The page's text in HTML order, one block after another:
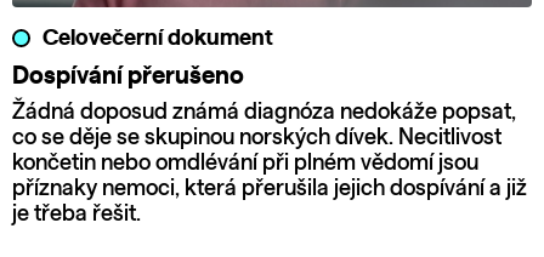
Celovečerní dokument
Dospívání přerušeno
Žádná doposud známá diagnóza nedokáže popsat,
co se děje se skupinou norských dívek. Necitlivost
končetin nebo omdlévání při plném vědomí jsou
příznaky nemoci, která přerušila jejich dospívání a již
je třeba řešit.